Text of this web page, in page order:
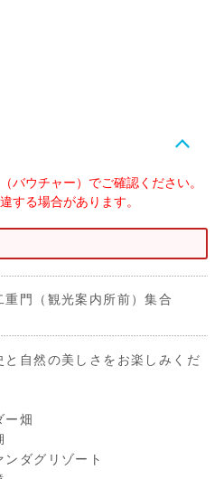
バウチャー）でご確認ください。
する場合があります。
重門（観光案内所前）集合
と自然の美しさをお楽しみくだ
ー畑
ンダグリゾート